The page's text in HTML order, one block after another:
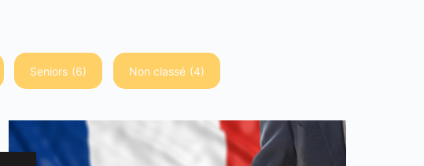
Seniors (6) Non classé (4)